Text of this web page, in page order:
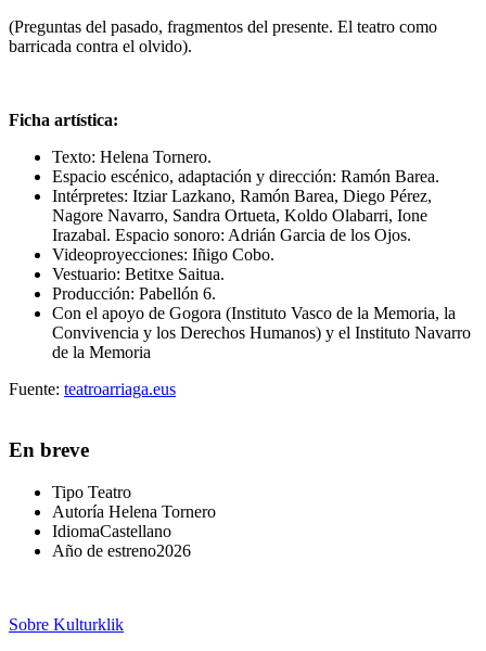
(Preguntas del pasado, fragmentos del presente. El teatro como
barricada contra el olvido).
Ficha artística:
Texto: Helena Tornero.
Espacio escénico, adaptación y dirección: Ramón Barea.
Intérpretes: Itziar Lazkano, Ramón Barea, Diego Pérez,
Nagore Navarro, Sandra Ortueta, Koldo Olabarri, Ione
Irazabal. Espacio sonoro: Adrián Garcia de los Ojos.
Videoproyecciones: Iñigo Cobo.
Vestuario: Betitxe Saitua.
Producción: Pabellón 6.
Con el apoyo de Gogora (Instituto Vasco de la Memoria, la
Convivencia y los Derechos Humanos) y el Instituto Navarro
de la Memoria
Fuente: teatroarriaga.eus
En breve
Tipo Teatro
Autoría Helena Tornero
IdiomaCastellano
Año de estreno2026
Sobre Kulturklik